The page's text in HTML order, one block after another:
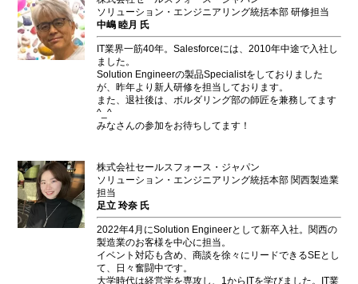
ソリューション・エンジニアリング統括本部 研修担当
中嶋 睦月 氏
IT業界一筋40年。Salesforceには、2010年中途で入社し
ました。
Solution Engineerの製品Specialistをしておりました
が、昨年より新人研修を担当しております。
また、退社後は、ボルダリング部の師匠を兼務してます
^_^
みなさんの参加をお待ちしてます！
株式会社セールスフォース・ジャパン
ソリューション・エンジニアリング統括本部 関西製造業
担当
足立 玲奈 氏
2022年4月にSolution Engineerとして新卒入社。関西の
製造業のお客様を中心に担当。
イベント対応も含め、商談を徐々にリードできるSEとし
て、日々奮闘中です。
大学時代は経営学を専攻し、1からITを学びました。IT業